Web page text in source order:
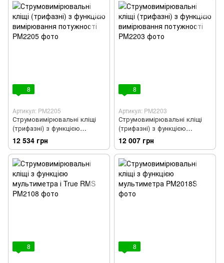
8
Артикул: PM2205
Струмовимірювальні кліщі
(трифазні) з функцією
вимірювання потужності
12 534 грн
8
Артикул: PM2203
Струмовимірювальні кліщі
(трифазні) з функцією
вимірювання потужності
12 007 грн
8 8